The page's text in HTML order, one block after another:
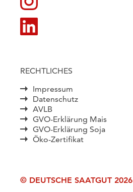
RECHTLICHES
Impressum
Datenschutz
AVLB
GVO-Erklärung Mais
GVO-Erklärung Soja
Öko-Zertifikat
© DEUTSCHE SAATGUT 2026